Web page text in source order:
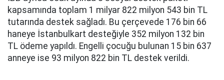
kapsamında toplam 1 milyar 822 milyon 543 bin TL
tutarında destek sağladı. Bu çerçevede 176 bin 66
haneye İstanbulkart desteğiyle 352 milyon 132 bin
TL ödeme yapıldı. Engelli çocuğu bulunan 15 bin 637
anneye ise 93 milyon 822 bin TL destek verildi.